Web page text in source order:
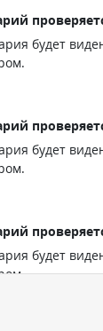
будет
будет
будет